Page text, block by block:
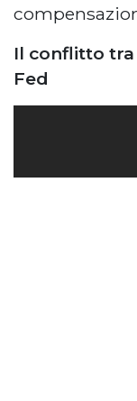
Il conflitto
Fed